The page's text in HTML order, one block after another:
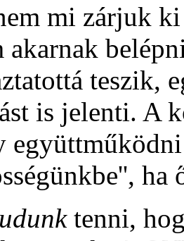
mi zárjuk
akarnak
teszik,
is jelenti. A
ha
tenni,